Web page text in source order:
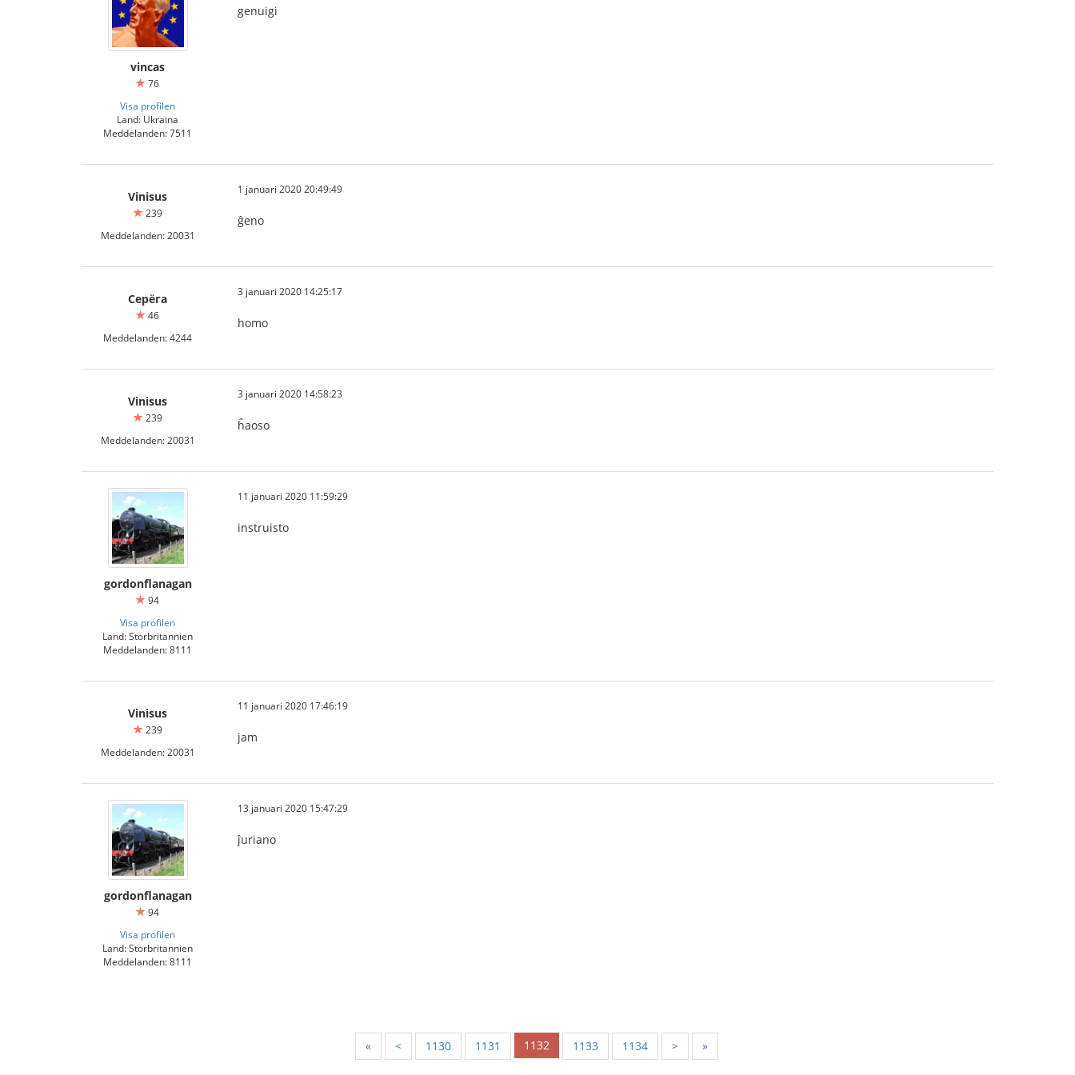
vincas
76
Visa profilen
Land: Ukraina
Meddelanden: 7511
genuigi
Vinisus
239
Meddelanden: 20031
1 januari 2020 20:49:49
ĝeno
Серёга
46
Meddelanden: 4244
3 januari 2020 14:25:17
homo
Vinisus
239
Meddelanden: 20031
3 januari 2020 14:58:23
ĥaoso
gordonflanagan
94
Visa profilen
Land: Storbritannien
Meddelanden: 8111
11 januari 2020 11:59:29
instruisto
Vinisus
239
Meddelanden: 20031
11 januari 2020 17:46:19
jam
gordonflanagan
94
Visa profilen
Land: Storbritannien
Meddelanden: 8111
13 januari 2020 15:47:29
ĵuriano
« < 1130 1131 1132 1133 1134 > »